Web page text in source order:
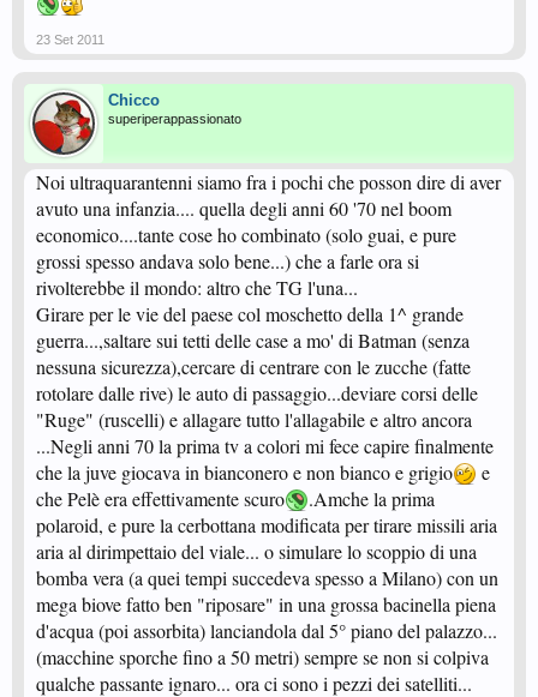
23 Set 2011
Chicco
superiperappassionato
Noi ultraquarantenni siamo fra i pochi che posson dire di aver
avuto una infanzia.... quella degli anni 60 '70 nel boom
economico....tante cose ho combinato (solo guai, e pure
grossi spesso andava solo bene...) che a farle ora si
rivolterebbe il mondo: altro che TG l'una...
Girare per le vie del paese col moschetto della 1^ grande
guerra...,saltare sui tetti delle case a mo' di Batman (senza
nessuna sicurezza),cercare di centrare con le zucche (fatte
rotolare dalle rive) le auto di passaggio...deviare corsi delle
"Ruge" (ruscelli) e allagare tutto l'allagabile e altro ancora
...Negli anni 70 la prima tv a colori mi fece capire finalmente
che la juve giocava in bianconero e non bianco e grigio
e
che Pelè era effettivamente scuro
.Amche la prima
polaroid, e pure la cerbottana modificata per tirare missili aria
aria al dirimpettaio del viale... o simulare lo scoppio di una
bomba vera (a quei tempi succedeva spesso a Milano) con un
mega biove fatto ben "riposare" in una grossa bacinella piena
d'acqua (poi assorbita) lanciandola dal 5° piano del palazzo...
(macchine sporche fino a 50 metri) sempre se non si colpiva
qualche passante ignaro... ora ci sono i pezzi dei satelliti...